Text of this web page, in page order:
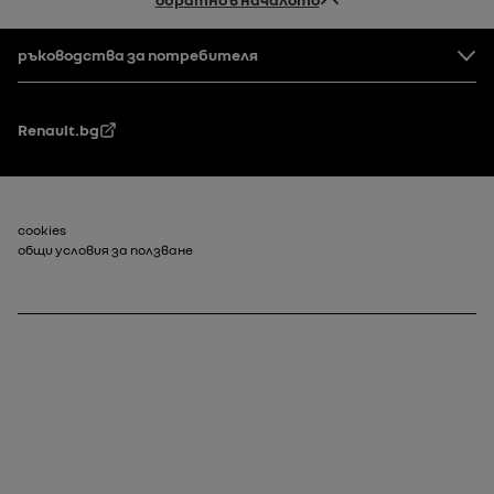
Долен колонтитул
ръководства за потребителя
Renault.bg
Долен колонтитул_2
cookies
общи условия за ползване